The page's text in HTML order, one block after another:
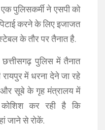
पुलिसकर्मी ने एसपी को
करने के लिए इजाजत
के तौर पर तैनात है.
पुलिस में तैनात
रायपुर में धरना देने जा रहे
सूबे के गृह मंत्रालय में
कर रही है कि
जाने से रोकें.